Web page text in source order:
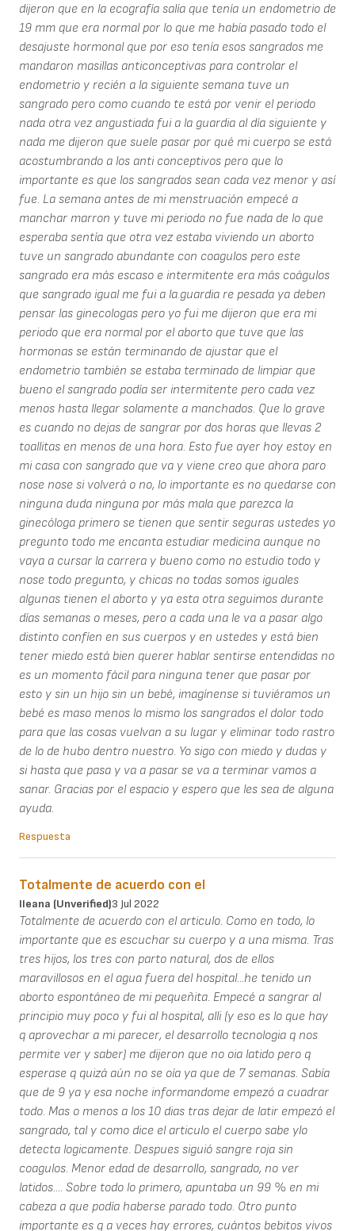
dijeron que en la ecografía salía que tenía un endometrio de
19 mm que era normal por lo que me había pasado todo el
desajuste hormonal que por eso tenía esos sangrados me
mandaron masillas anticonceptivas para controlar el
endometrio y recién a la siguiente semana tuve un
sangrado pero como cuando te está por venir el periodo
nada otra vez angustiada fui a la guardia al día siguiente y
nada me dijeron que suele pasar por qué mi cuerpo se está
acostumbrando a los anti conceptivos pero que lo
importante es que los sangrados sean cada vez menor y así
fue. La semana antes de mi menstruación empecé a
manchar marron y tuve mi periodo no fue nada de lo que
esperaba sentía que otra vez estaba viviendo un aborto
tuve un sangrado abundante con coagulos pero este
sangrado era más escaso e intermitente era más coágulos
que sangrado igual me fui a la.guardia re pesada ya deben
pensar las ginecologas pero yo fui me dijeron que era mi
periodo que era normal por el aborto que tuve que las
hormonas se están terminando de ajustar que el
endometrio también se estaba terminado de limpiar que
bueno el sangrado podía ser intermitente pero cada vez
menos hasta llegar solamente a manchados. Que lo grave
es cuando no dejas de sangrar por dos horas que llevas 2
toallitas en menos de una hora. Esto fue ayer hoy estoy en
mi casa con sangrado que va y viene creo que ahora paro
nose nose si volverá o no, lo importante es no quedarse con
ninguna duda ninguna por más mala que parezca la
ginecóloga primero se tienen que sentir seguras ustedes yo
pregunto todo me encanta estudiar medicina aunque no
vaya a cursar la carrera y bueno como no estudio todo y
nose todo pregunto, y chicas no todas somos iguales
algunas tienen el aborto y ya esta otra seguimos durante
días semanas o meses, pero a cada una le va a pasar algo
distinto confíen en sus cuerpos y en ustedes y está bien
tener miedo está bien querer hablar sentirse entendidas no
es un momento fácil para ninguna tener que pasar por
esto y sin un hijo sin un bebé, imagínense si tuviéramos un
bebé es maso menos lo mismo los sangrados el dolor todo
para que las cosas vuelvan a su lugar y eliminar todo rastro
de lo de hubo dentro nuestro. Yo sigo con miedo y dudas y
si hasta que pasa y va a pasar se va a terminar vamos a
sanar. Gracias por el espacio y espero que les sea de alguna
ayuda.
Respuesta
Totalmente de acuerdo con el
Ileana (unverified)3 Jul 2022
Totalmente de acuerdo con el articulo. Como en todo, lo
importante que es escuchar su cuerpo y a una misma. Tras
tres hijos, los tres con parto natural, dos de ellos
maravillosos en el agua fuera del hospital...he tenido un
aborto espontáneo de mi pequeñita. Empecé a sangrar al
principio muy poco y fui al hospital, alli (y eso es lo que hay
q aprovechar a mi parecer, el desarrollo tecnologia q nos
permite ver y saber) me dijeron que no oia latido pero q
esperase q quizá aún no se oía ya que de 7 semanas. Sabía
que de 9 ya y esa noche informandome empezó a cuadrar
todo. Mas o menos a los 10 dias tras dejar de latir empezó el
sangrado, tal y como dice el articulo el cuerpo sabe ylo
detecta logicamente. Despues siguió sangre roja sin
coagulos. Menor edad de desarrollo, sangrado, no ver
latidos.... Sobre todo lo primero, apuntaba un 99 % en mi
cabeza a que podía haberse parado todo. Otro punto
importante es q a veces hay errores, cuántos bebitos vivos